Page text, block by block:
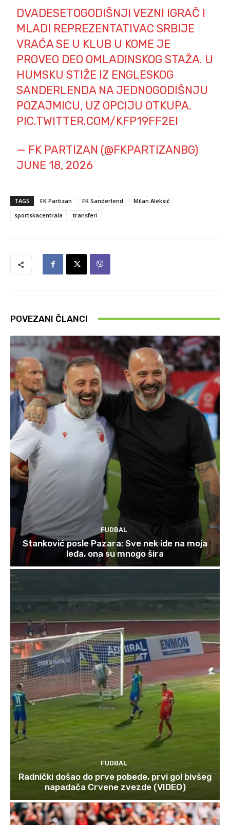
DVADESETOGODIŠNJI VEZNI IGRAČ I
MLADI REPREZENTATIVAC SRBIJE
VRAĆA SE U KLUB U KOME JE
PROVEO DEO OMLADINSKOG STAŽA. U
HUMSKU STIŽE IZ ENGLESKOG
SANDERLENDA NA JEDNOGODIŠNJU
POZAJMICU, UZ OPCIJU OTKUPA.
PIC.TWITTER.COM/KFP19FF2EI
— FK PARTIZAN (@FKPARTIZANBG)
JUNE 18, 2026
TAGS FK Partizan FK Sanderlend
Milan Aleksić
sportskacentrala
transferi
POVEZANI ČLANCI
FUDBAL
Stanković posle Pazara: Sve nek ide na moja
leđa, ona su mnogo šira
FUDBAL
Radnički došao do prve pobede, prvi gol bivšeg
napadača Crvene zvezde (VIDEO)